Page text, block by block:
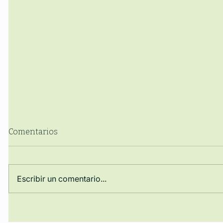
clausura el curso con una
Comentarios
Escribir un comentario...